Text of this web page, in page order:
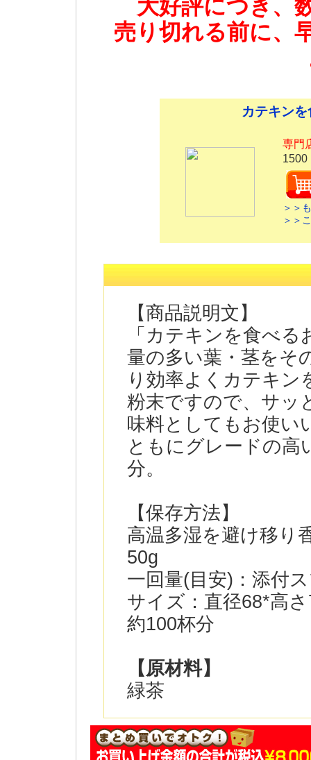
大好評につき、
売り切れる前に、
カテキン
専門
1500
＞＞
＞＞
【商品説明文】
「カテキンを食べ
量の多い葉・茎をそ
り効率よくカテキン
粉末ですので、サッ
味料としてもお使い
ともにグレードの高
分。
【保存方法】
高温多湿を避け移り
50g
一回量(目安)：添付
サイズ：直径68*高
約100杯分
【原材料】
緑茶